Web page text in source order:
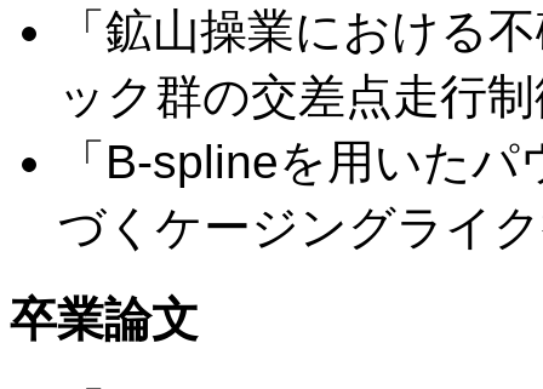
「鉱山操業における
ック群の交差点走行
「B-splineを用いた
づくケージングライ
卒業論文